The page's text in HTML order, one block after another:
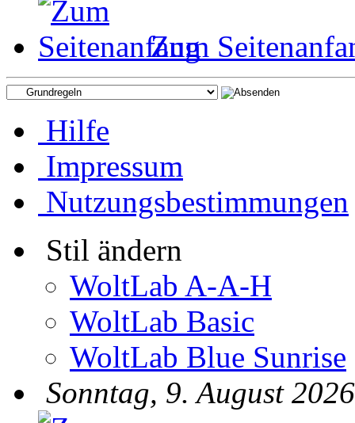
Zum
Hilfe
Impressum
Nutzungsbestimmungen
Stil ändern
WoltLab A-A-H
WoltLab Basic
WoltLab Blue Sunrise
Sonntag, 9. August